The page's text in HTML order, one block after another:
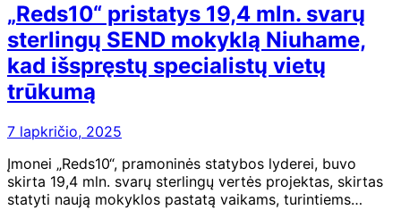
„Reds10“ pristatys 19,4 mln. svarų
sterlingų SEND mokyklą Niuhame,
kad išspręstų specialistų vietų
trūkumą
7 lapkričio, 2025
Įmonei „Reds10“, pramoninės statybos lyderei, buvo
skirta 19,4 mln. svarų sterlingų vertės projektas, skirtas
statyti naują mokyklos pastatą vaikams, turintiems…